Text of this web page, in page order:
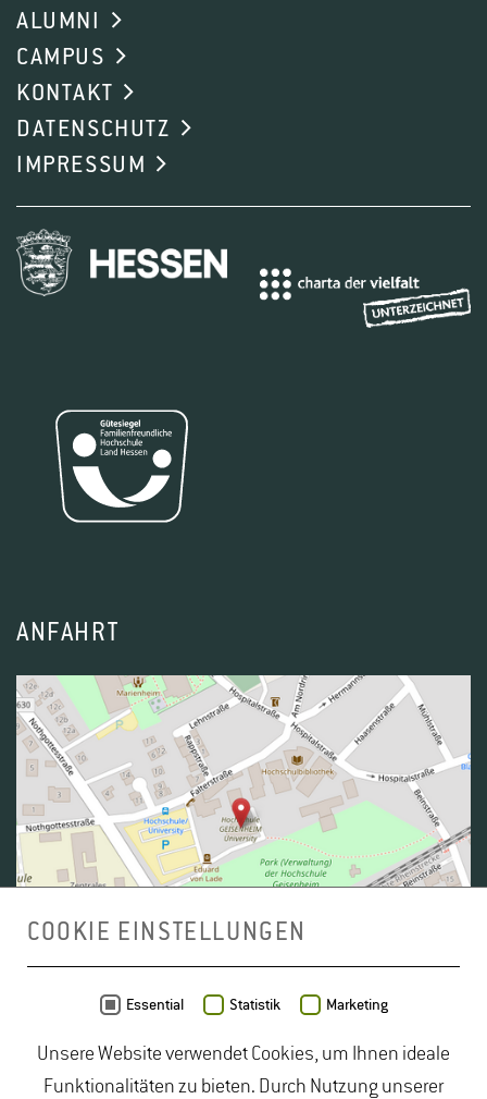
ALUMNI
CAMPUS
KONTAKT
DATENSCHUTZ
IMPRESSUM
ANFAHRT
OpenStreetMap - Veröffentlicht unterODbL
duales Studium Gartenbau| Gartenbau Studium|
COOKIE EINSTELLUNGEN
Essential Statistik Marketing
Unsere Website verwendet Cookies, um Ihnen ideale
Funktionalitäten zu bieten. Durch Nutzung unserer